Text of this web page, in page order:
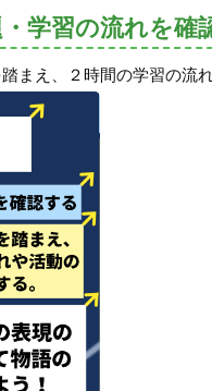
・学習の流れを確
まえ、２時間の学習の流